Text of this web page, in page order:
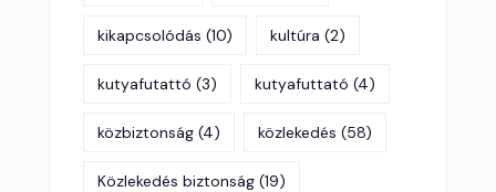
kikapcsolódás (10) kultúra (2)
kutyafutattó (3) kutyafuttató (4)
közbiztonság (4) közlekedés (58)
Közlekedés biztonság (19)